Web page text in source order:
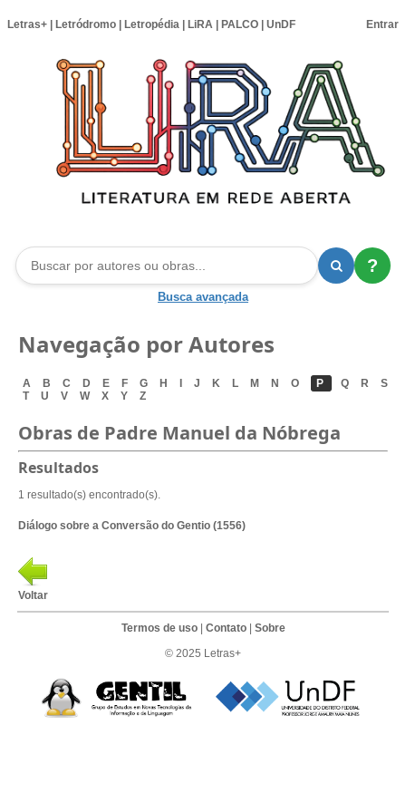
Letras+ Letródromo Letropédia LiRA PALCO UnDF Entrar
?
Busca avançada
Navegação por Autores
A B C D E F G H J K L M N O P Q R
S
T
U V W X Y Z
Obras de Padre Manuel da Nóbrega
Resultados
1 resultado(s) encontrado(s).
Diálogo sobre a Conversão do Gentio (1556)
Voltar
Termos de uso| Contato| Sobre
© 2025 Letras+